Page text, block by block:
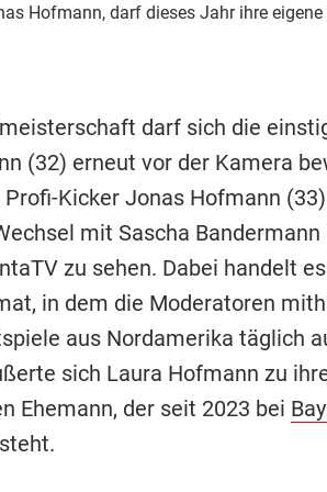
Hofmann, darf dieses Jahr ihre
darf sich die
(32) erneut vor der Kamera
Kicker Jonas Hofmann
mit Sascha Bandermann
zu sehen. Dabei handelt
in dem die Moderatoren
aus Nordamerika täglich
sich Laura Hofmann zu
Ehemann, der seit 2023 bei